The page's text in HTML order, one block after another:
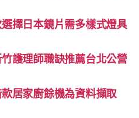
擇日本鏡片需多樣式燈具
護理師職缺推薦台北公營
居家廚餘機為資料擷取